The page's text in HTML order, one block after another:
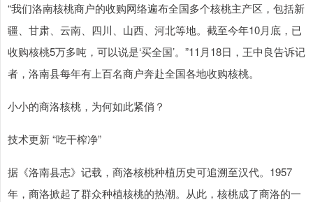
“我们洛南核桃商户的收购网络遍布全国多个核桃主产区，包括新
疆、甘肃、云南、四川、山西、河北等地。截至今年10月底，已
收购核桃5万多吨，可以说是‘买全国’。”11月18日，王中良告诉记
者，洛南县每年有上百名商户奔赴全国各地收购核桃。
小小的商洛核桃，为何如此紧俏？
技术更新 “吃干榨净”
据《洛南县志》记载，商洛核桃种植历史可追溯至汉代。1957
年，商洛掀起了群众种植核桃的热潮。从此，核桃成了商洛的一